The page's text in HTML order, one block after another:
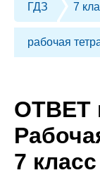
ГДЗ 7
рабочая
ОТВЕТ
7